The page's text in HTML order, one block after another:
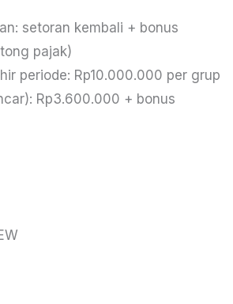
setoran kembali + bonus
pajak)
periode: Rp10.000.000 per grup
Rp3.600.000 + bonus